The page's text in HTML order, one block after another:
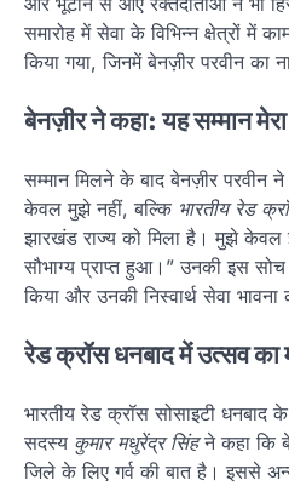
समारोह में सेवा के विभिन्न क्षेत्रों में
किया गया, जिनमें बेनज़ीर परवीन का
बेनज़ीर ने कहा: यह सम्मान
सम्मान मिलने के बाद बेनज़ीर परवीन
केवल मुझे नहीं, बल्कि भारतीय रेड
झारखंड राज्य को मिला है। मुझे केवल
सौभाग्य प्राप्त हुआ।” उनकी इस
किया और उनकी निस्वार्थ सेवा भावना
रेड क्रॉस धनबाद में उत्सव का
भारतीय रेड क्रॉस सोसाइटी धनबाद
सदस्य कुमार मधुरेंद्र सिंहने कहा कि
जिले के लिए गर्व की बात है। इससे